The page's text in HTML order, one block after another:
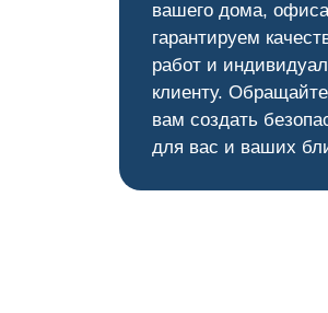
вашего дома,
гарантируем
работ и
клиенту.
вам создать
для вас и ваших